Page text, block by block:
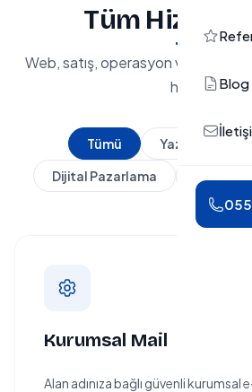
Blog
Tüm
Web, satış, operasyon ve altyapı
hizmetler
Tümü Yazılım
Dijital Pazarlama
Kurumsal Mail
Alan adınıza bağlı güvenli